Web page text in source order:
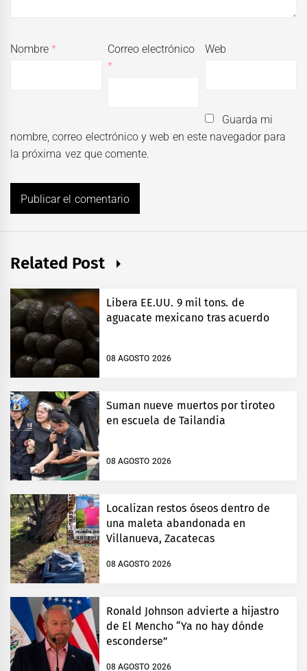
Nombre*
Correo electrónico
*
Web
Guarda mi
nombre, correo electrónico y web en este navegador para
la próxima vez que comente.
Related Post
Libera EE.UU. 9 mil tons. de
aguacate mexicano tras acuerdo
08 AGOSTO 2026
Suman nueve muertos por tiroteo
en escuela de Tailandia
08 AGOSTO 2026
Localizan restos óseos dentro de
una maleta abandonada en
Villanueva, Zacatecas
08 AGOSTO 2026
Ronald Johnson advierte a hijastro
de El Mencho “Ya no hay dónde
esconderse”
08 AGOSTO 2026